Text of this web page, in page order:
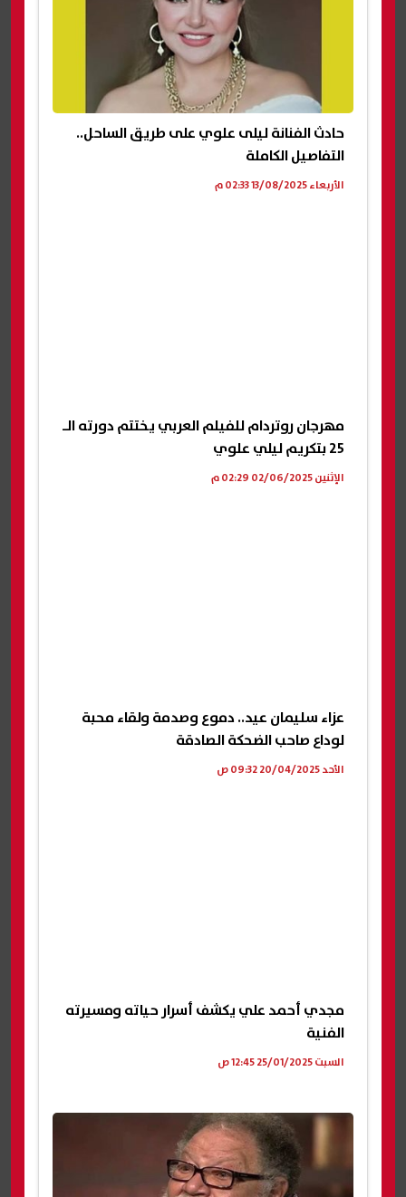
حادث الفنانة ليلى علوي على طريق الساحل..
التفاصيل الكاملة
الأربعاء 13/08/2025 02:33 م
مهرجان روتردام للفيلم العربي يختتم دورته الـ
25 بتكريم ليلي علوي
الإثنين 02/06/2025 02:29 م
عزاء سليمان عيد.. دموع وصدمة ولقاء محبة
لوداع صاحب الضحكة الصادقة
الأحد 20/04/2025 09:32 ص
مجدي أحمد علي يكشف أسرار حياته ومسيرته
الفنية
السبت 25/01/2025 12:45 ص